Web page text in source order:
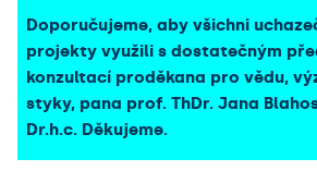
Doporučujeme, aby všichni
projekty využili s dostatečným
konzultací proděkana pro vědu,
styky, pana prof. ThDr. Jana
Dr.h.c. Děkujeme.